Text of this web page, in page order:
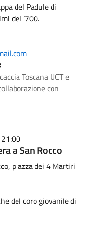
del Padule di
del ’700.
Toscana UCT e
con
a San Rocco
piazza dei 4 Martiri
del coro giovanile di